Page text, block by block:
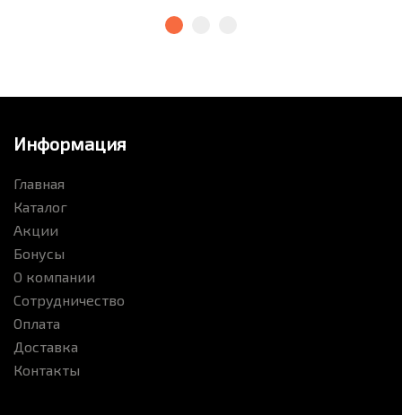
Информация
Главная
Каталог
Акции
Бонусы
О компании
Сотрудничество
Оплата
Доставка
Контакты